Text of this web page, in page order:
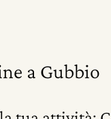
a Gubbio